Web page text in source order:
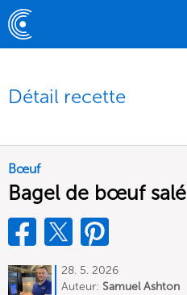
Détail recette
Bœuf
Bagel de bœuf salé
28. 5. 2026
Auteur: Samuel Ashton